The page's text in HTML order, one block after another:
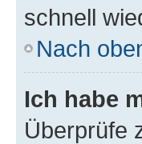
schnell
Nach
Ich habe
Überprüfe